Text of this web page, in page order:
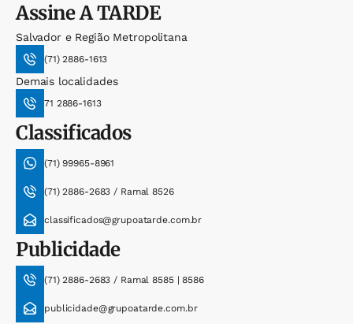
AssineA TARDE
Salvador e Região Metropolitana
(71) 2886-1613
Demais localidades
71 2886-1613
Classificados
(71) 99965-8961
(71) 2886-2683 / Ramal 8526
classificados@grupoatarde.com.br
Publicidade
(71) 2886-2683 / Ramal 8585 | 8586
publicidade@grupoatarde.com.br